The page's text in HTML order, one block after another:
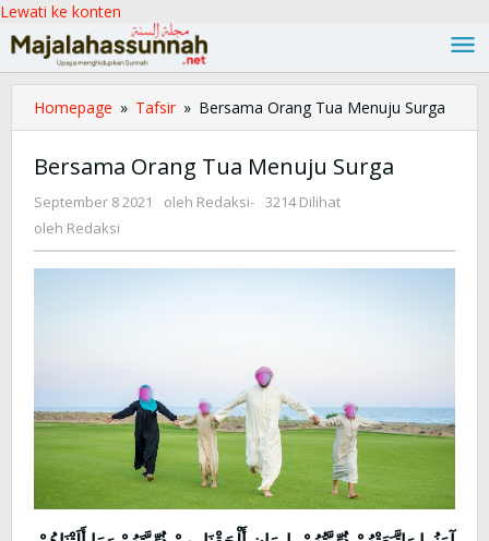
Lewati ke konten
Homepage » Tafsir » Bersama Orang Tua Menuju Surga
Bersama Orang Tua Menuju Surga
September 8 2021 oleh Redaksi- 3214 Dilihat
oleh Redaksi